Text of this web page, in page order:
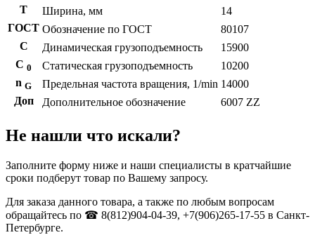
T
Ширина, мм
14
ГОСТ Обозначение по ГОСТ
80107
C
Динамическая грузоподъемность
15900
С 0 Статическая грузоподъемность
10200
n G Предельная частота вращения, 1/min 14000
Доп
Дополнительное обозначение 6007 ZZ
Не нашли что искали?
Заполните форму ниже и наши специалисты в кратчайшие
сроки подберут товар по Вашему запросу.
Для заказа данного товара, а также по любым вопросам
обращайтесь по ☎ 8(812)904-04-39, +7(906)265-17-55 в Санкт-
Петербурге.